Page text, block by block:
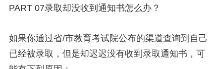
PART 07录取却没收到通知书怎么办？
如果你通过省/市教育考试院公布的渠道查询到自己
已经被录取，但是却迟迟没有收到录取通知书，可